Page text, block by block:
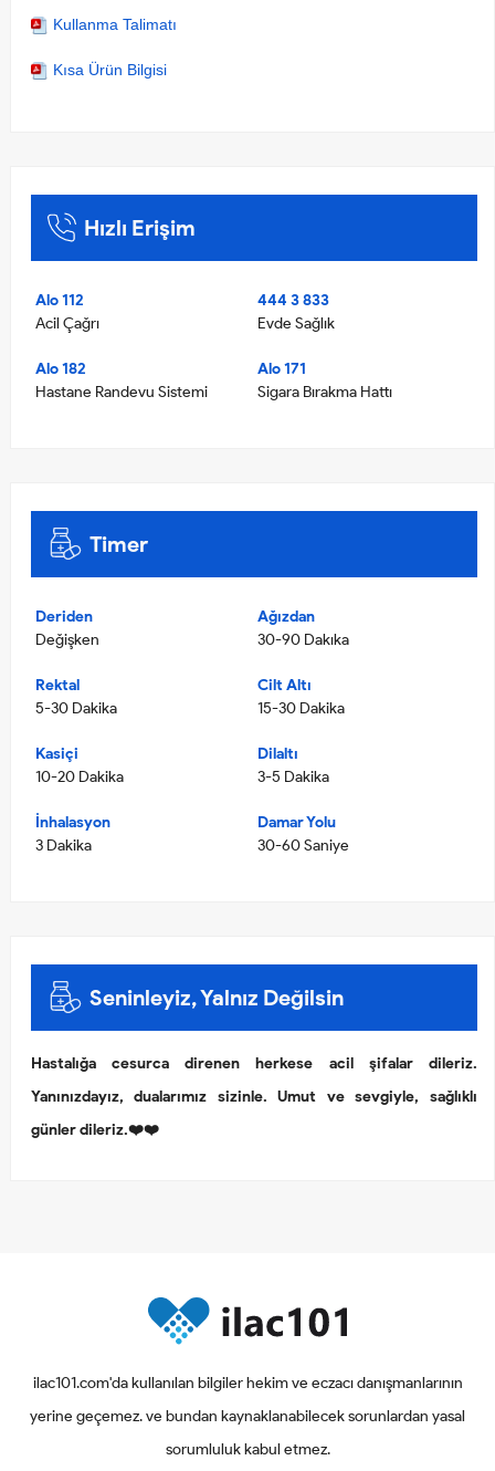
Kullanma Talimatı
Kısa Ürün Bilgisi
Hızlı Erişim
Alo 112
Acil Çağrı
444 3 833
Evde Sağlık
Alo 182
Hastane Randevu Sistemi
Alo 171
Sigara Bırakma Hattı
Timer
Deriden
Değişken
Ağızdan
30-90 Dakıka
Rektal
5-30 Dakika
Cilt Altı
15-30 Dakika
Kasiçi
10-20 Dakika
Dilaltı
3-5 Dakika
İnhalasyon
3 Dakika
Damar Yolu
30-60 Saniye
Seninleyiz, Yalnız Değilsin
Hastalığa cesurca direnen herkese acil şifalar dileriz.
Yanınızdayız, dualarımız sizinle. Umut ve sevgiyle, sağlıklı
günler dileriz.❤️❤️
ilac101.com'da kullanılan bilgiler hekim ve eczacı danışmanlarının
yerine geçemez. ve bundan kaynaklanabilecek sorunlardan yasal
sorumluluk kabul etmez.